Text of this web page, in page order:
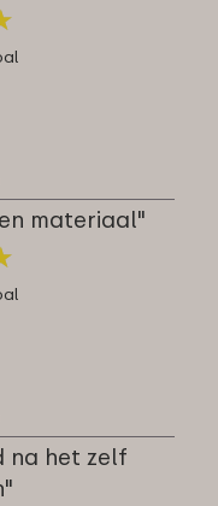
materiaal"
na het zelf